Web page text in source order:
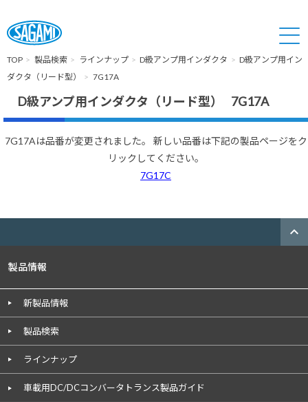
TOP 製品検索 ラインナップ D級アンプ用インダクタ
D級アンプ用イン
ダクタ（リード型）
7G17A
D級アンプ用インダクタ（リード型） 7G17A
7G17Aは品番が変更されました。 新しい品番は下記の製品ページをク
リックしてください。
7G17C
expand_less
製品情報
新製品情報
製品検索
ラインナップ
車載用DC/DCコンバータトランス製品ガイド